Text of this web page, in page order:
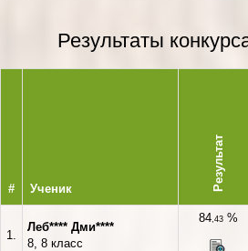
Результаты
# Ученик Результат
1.
Леб**** Дми****
8, 8 класс
84,43%